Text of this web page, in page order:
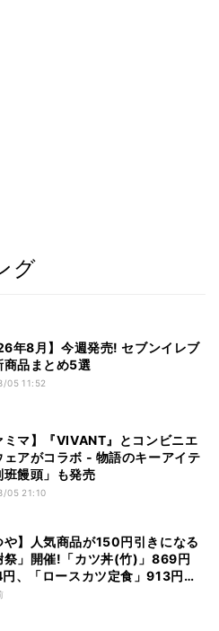
グ
年8月】今週発売! セブンイレブ
商品まとめ5選
05 11:52
ミマ】『VIVANT』とコンビニエ
ェアがコラボ - 物語のキーアイテ
班饅頭」も発売
05 21:10
や】人気商品が150円引きになる
祭」開催!「カツ丼(竹)」869円
、「ロースカツ定食」913円
に - 8日間限定